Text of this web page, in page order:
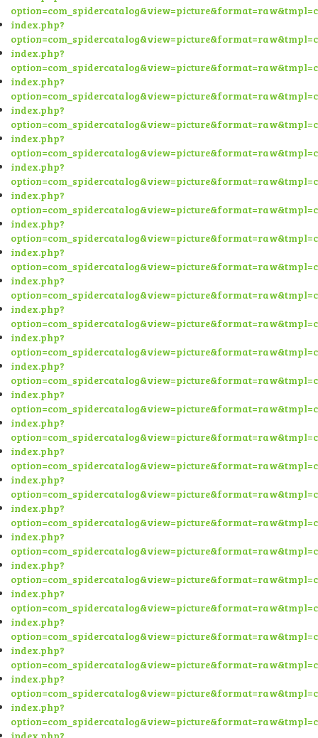
index.php?
index.php?
index.php?
index.php?
index.php?
index.php?
index.php?
index.php?
index.php?
index.php?
index.php?
index.php?
index.php?
index.php?
index.php?
index.php?
index.php?
index.php?
index.php?
index.php?
index.php?
index.php?
index.php?
index.php?
index.php?